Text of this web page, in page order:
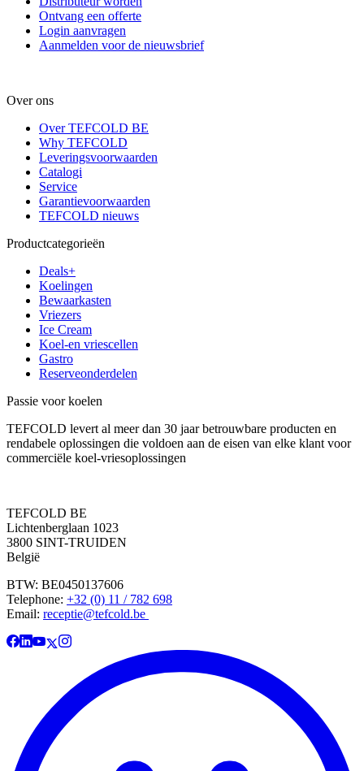
Ontvang een offerte
Login aanvragen
Aanmelden voor de nieuwsbrief
Over ons
Over TEFCOLD BE
Why TEFCOLD
Leveringsvoorwaarden
Catalogi
Service
Garantievoorwaarden
TEFCOLD nieuws
Productcategorieën
Deals+
Koelingen
Bewaarkasten
Vriezers
Ice Cream
Koel-en vriescellen
Gastro
Reserveonderdelen
Passie voor koelen
TEFCOLD levert al meer dan 30 jaar betrouwbare producten en
rendabele oplossingen die voldoen aan de eisen van elke klant voor
commerciële koel-vriesoplossingen
TEFCOLD BE
Lichtenberglaan 1023
3800 SINT-TRUIDEN
België
BTW: BE0450137606
Telephone: +32 (0) 11 / 782 698
Email: receptie@tefcold.be